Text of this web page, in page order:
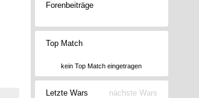
Forenbeiträge
Top Match
kein Top Match eingetragen
Letzte Wars nächste Wars